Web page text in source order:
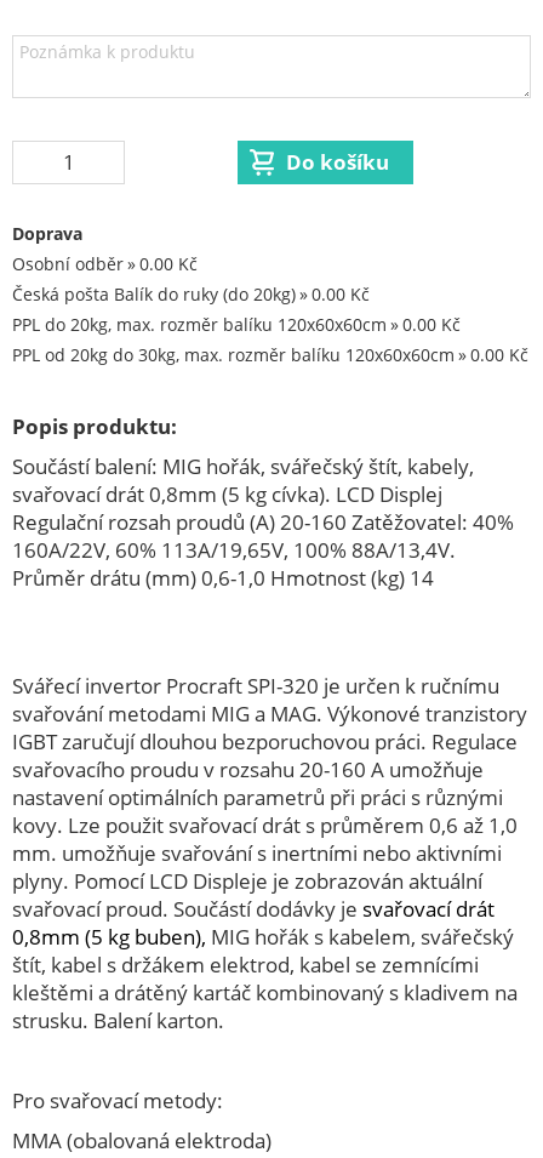
Aku sekačky
Aku vrtací šroubovák
Aku zahradní nůžky
Akumulátory a nabíječky
Brusky na sádrokarton
Brusky na vrtáky
Brusné kotouče
Čerpadla
Demoliční kladiva
Dílenské stroje
Dvoukotoučové brusky
Excentrické brusky
Frézky
Fukary
Horkovzdušné pistole
Hydraulické zvedáky
Kombi. svářečky CO2, Tig
Kompresory
Kompresory Auto
Kotouče pilové SK dřevo
Křovinořezy
Kukly, svářecí masky
Doprava
Osobní odběr
0.00 Kč
Česká pošta Balík do ruky (do 20kg)
0.00 Kč
PPL do 20kg, max. rozměr balíku 120x60x60cm
0.00 Kč
PPL od 20kg do 30kg, max. rozměr balíku 120x60x60cm
0.00 Kč
Popis produktu:
Součástí balení: MIG hořák, svářečský štít, kabely,
svařovací drát 0,8mm (5 kg cívka). LCD Displej
Regulační rozsah proudů (A) 20-160 Zatěžovatel: 40%
160A/22V, 60% 113A/19,65V, 100% 88A/13,4V.
Průměr drátu (mm) 0,6-1,0 Hmotnost (kg) 14
Svářecí invertor Procraft SPI-320 je určen k ručnímu
svařování metodami MIG a MAG. Výkonové tranzistory
IGBT zaručují dlouhou bezporuchovou práci. Regulace
svařovacího proudu v rozsahu 20-160 A umožňuje
nastavení optimálních parametrů při práci s různými
kovy. Lze použit svařovací drát s průměrem 0,6 až 1,0
mm. umožňuje svařování s inertními nebo aktivními
plyny. Pomocí LCD Displeje je zobrazován aktuální
svařovací proud. Součástí dodávky je svařovací drát
0,8mm (5 kg buben), MIG hořák s kabelem, svářečský
štít, kabel s držákem elektrod, kabel se zemnícími
kleštěmi a drátěný kartáč kombinovaný s kladivem na
strusku. Balení karton.
Pro svařovací metody:
MMA (obalovaná elektroda)